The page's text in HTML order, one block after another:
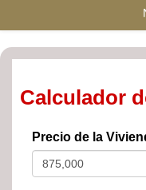
Calculador
Precio de la